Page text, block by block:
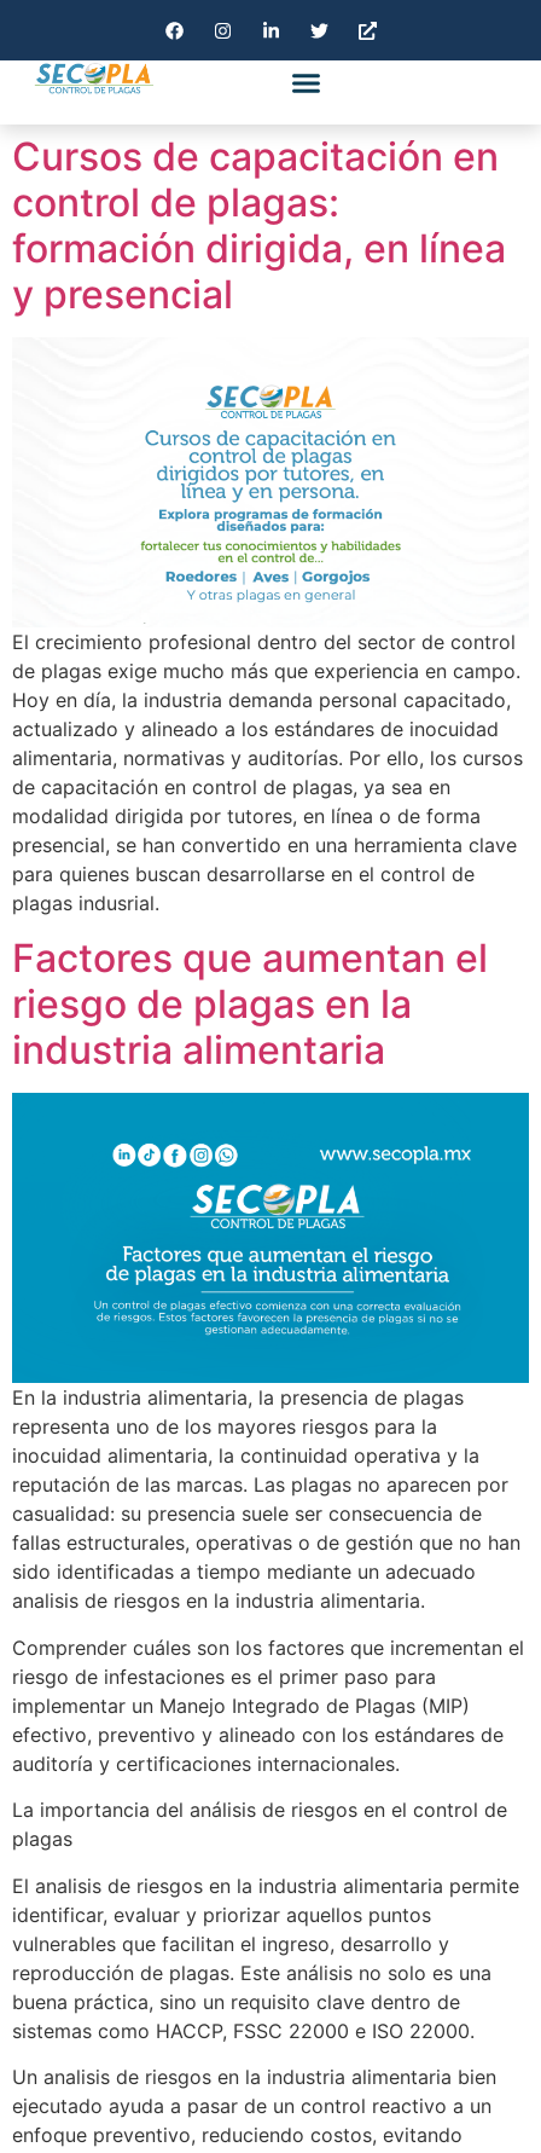
Cursos de capacitación en
control de plagas:
formación dirigida, en línea
y presencial
El crecimiento profesional dentro del sector de control
de plagas exige mucho más que experiencia en campo.
Hoy en día, la industria demanda personal capacitado,
actualizado y alineado a los estándares de inocuidad
alimentaria, normativas y auditorías. Por ello, los cursos
de capacitación en control de plagas, ya sea en
modalidad dirigida por tutores, en línea o de forma
presencial, se han convertido en una herramienta clave
para quienes buscan desarrollarse en el control de
plagas indusrial.
Factores que aumentan el
riesgo de plagas en la
industria alimentaria
En la industria alimentaria, la presencia de plagas
representa uno de los mayores riesgos para la
inocuidad alimentaria, la continuidad operativa y la
reputación de las marcas. Las plagas no aparecen por
casualidad: su presencia suele ser consecuencia de
fallas estructurales, operativas o de gestión que no han
sido identificadas a tiempo mediante un adecuado
analisis de riesgos en la industria alimentaria.
Comprender cuáles son los factores que incrementan el
riesgo de infestaciones es el primer paso para
implementar un Manejo Integrado de Plagas (MIP)
efectivo, preventivo y alineado con los estándares de
auditoría y certificaciones internacionales.
La importancia del análisis de riesgos en el control de
plagas
El analisis de riesgos en la industria alimentaria permite
identificar, evaluar y priorizar aquellos puntos
vulnerables que facilitan el ingreso, desarrollo y
reproducción de plagas. Este análisis no solo es una
buena práctica, sino un requisito clave dentro de
sistemas como HACCP, FSSC 22000 e ISO 22000.
Un analisis de riesgos en la industria alimentaria bien
ejecutado ayuda a pasar de un control reactivo a un
enfoque preventivo, reduciendo costos, evitando